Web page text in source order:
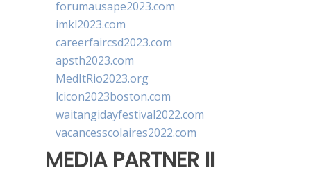
forumausape2023.com
imkl2023.com
careerfaircsd2023.com
apsth2023.com
MedItRio2023.org
lcicon2023boston.com
waitangidayfestival2022.com
vacancesscolaires2022.com
MEDIA PARTNER II